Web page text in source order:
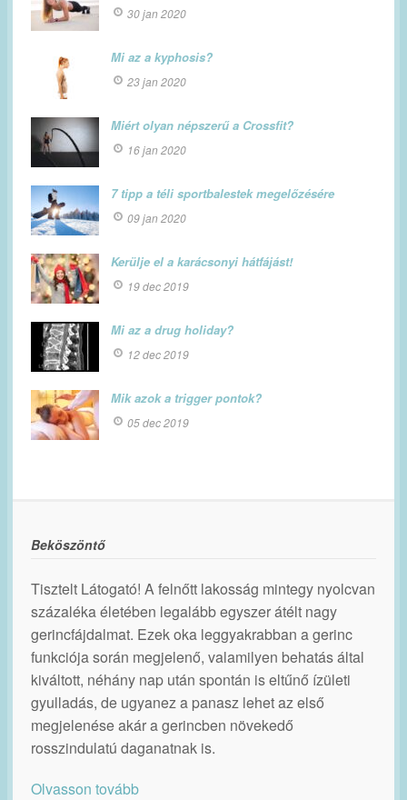
30 jan 2020
Mi az a kyphosis?
23 jan 2020
Miért olyan népszerű a Crossfit?
16 jan 2020
7 tipp a téli sportbalestek megelőzésére
09 jan 2020
Kerülje el a karácsonyi hátfájást!
19 dec 2019
Mi az a drug holiday?
12 dec 2019
Mik azok a trigger pontok?
05 dec 2019
Beköszöntő
Tisztelt Látogató! A felnőtt lakosság mintegy nyolcvan
százaléka életében legalább egyszer átélt nagy
gerincfájdalmat. Ezek oka leggyakrabban a gerinc
funkciója során megjelenő, valamilyen behatás által
kiváltott, néhány nap után spontán is eltűnő ízületi
gyulladás, de ugyanez a panasz lehet az első
megjelenése akár a gerincben növekedő
rosszindulatú daganatnak is.
Olvasson tovább